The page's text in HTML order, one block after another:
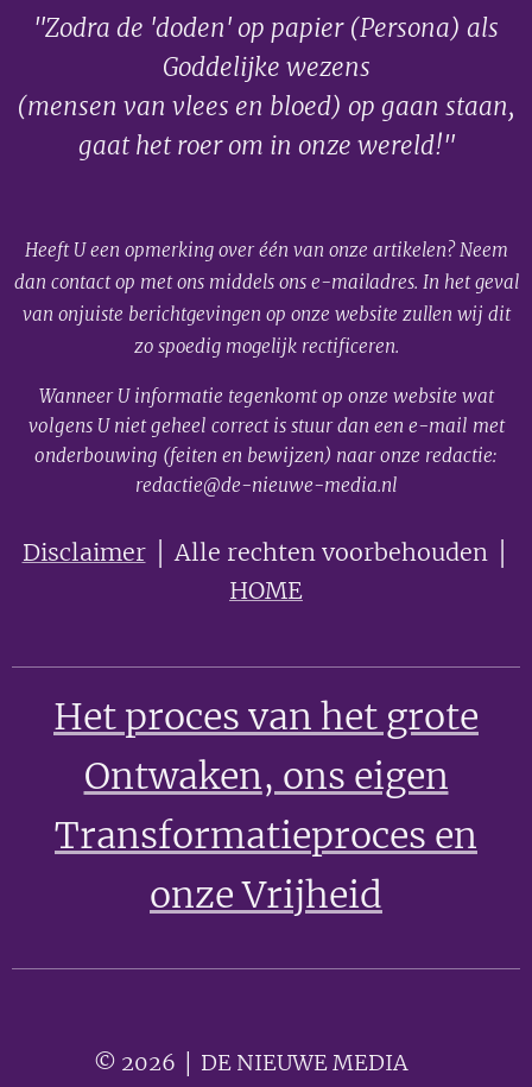
"Zodra de 'doden' op papier (Persona) als
Goddelijke wezens
(mensen van vlees en bloed) op gaan staan,
gaat het roer om in onze wereld!"
Heeft U een opmerking over één van onze artikelen? Neem
dan contact op met ons middels ons e-mailadres. In het geval
van onjuiste berichtgevingen op onze website zullen wij dit
zo spoedig mogelijk rectificeren.
Wanneer U informatie tegenkomt op onze website wat
volgens U niet geheel correct is stuur dan een e-mail met
onderbouwing (feiten en bewijzen) naar onze redactie:
redactie@de-nieuwe-media.nl
Disclaimer│ Alle rechten voorbehouden │
HOME
Het proces van het grote
Ontwaken, ons eigen
Transformatieproces en
onze Vrijheid
© 2026 │ DE NIEUWE MEDIA 🟣